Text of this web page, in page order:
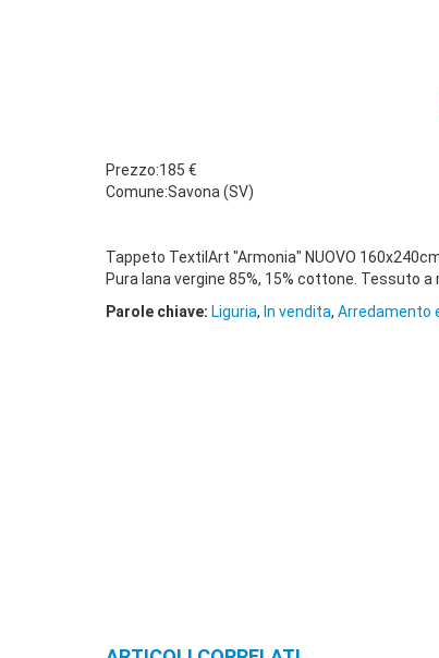
Prezzo:185 €
Comune:Savona (SV)
Tappeto TextilArt "Armonia" NUOVO
Pura lana vergine 85%, 15% cottone. Tessuto
Parole chiave: Liguria, In vendita, Arredamento